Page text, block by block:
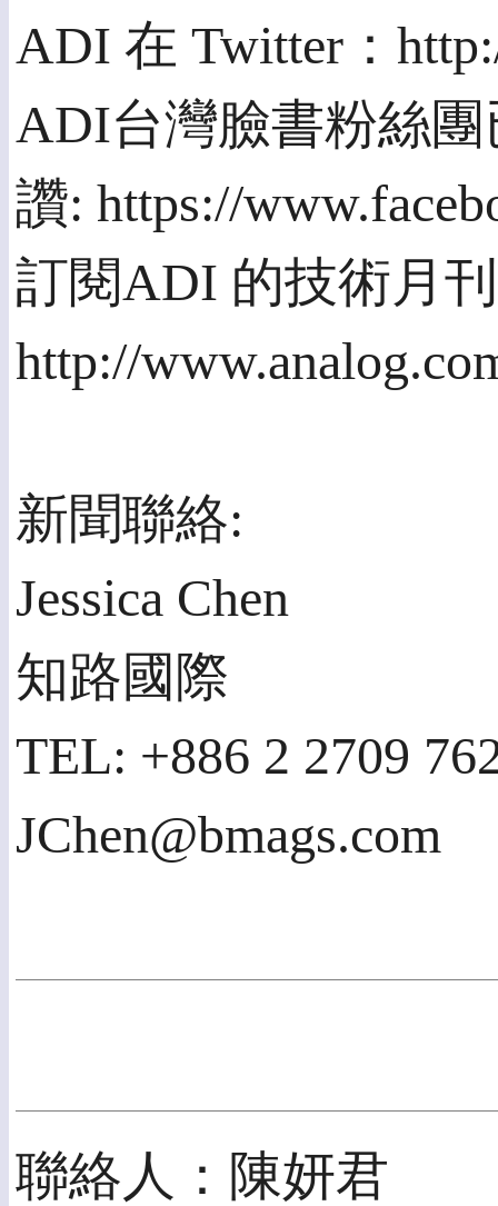
ADI 在 Twitter：
ADI台灣臉書粉絲
讚: https://
訂閱ADI 的技術月
http://
新聞聯絡:
Jessica Chen
知路國際
TEL: +886 2 2709
JChen@bmags.com
聯絡人：陳妍君